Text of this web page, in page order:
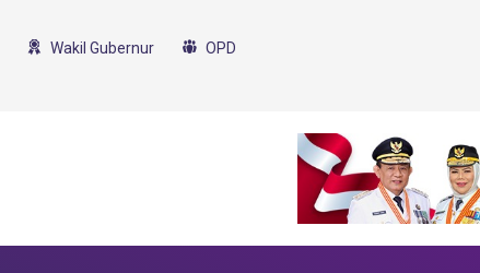
Wakil Gubernur OPD